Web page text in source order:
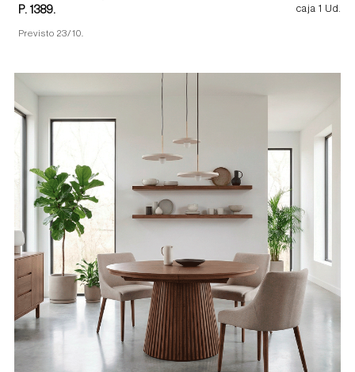
P. 1389. caja 1 Ud.
Previsto 23/10.